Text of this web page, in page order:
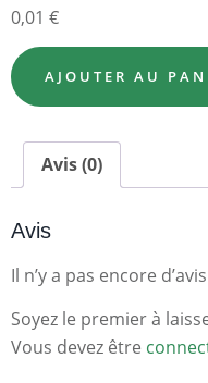
0,01 €
AJOUTER AU
Avis (0)
Avis
Il n’y a pas encore
Soyez le premier à
Vous devez être